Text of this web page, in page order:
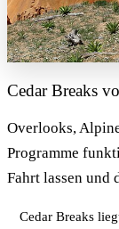
Cedar Breaks
Overlooks,
Programme
Fahrt lassen und
Cedar Breaks